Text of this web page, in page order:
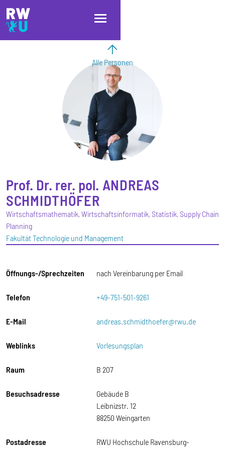
Direkt zum Inhalt
Direkt zur Hauptnavigation
Direkt zum Fußbereich
Alle Personen
Prof. Dr. rer. pol. ANDREAS
SCHMIDTHÖFER
Wirtschaftsmathematik, Wirtschaftsinformatik, Statistik, Supply Chain
Planning
Fakultät Technologie und Management
Öffnungs-/Sprechzeiten nach Vereinbarung per Email
Telefon +49-751-501-9261
E-Mail andreas.schmidthoefer@rwu.de
Weblinks Vorlesungsplan
Raum B 207
Besuchsadresse
Gebäude B
Leibnizstr. 12
88250 Weingarten
Postadresse
RWU Hochschule Ravensburg-